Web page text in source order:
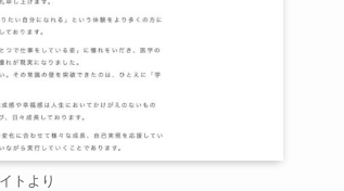
トより